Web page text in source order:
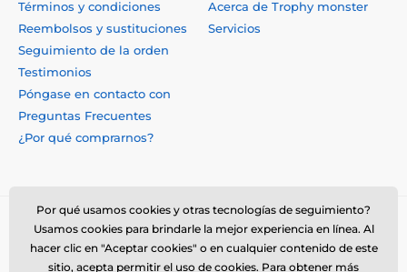
Términos y condiciones
Reembolsos y sustituciones
Seguimiento de la orden
Testimonios
Póngase en contacto con
Preguntas Frecuentes
¿Por qué comprarnos?
Acerca de Trophy monster
Servicios
Por qué usamos cookies y otras tecnologías de seguimiento?
Usamos cookies para brindarle la mejor experiencia en línea. Al
hacer clic en "Aceptar cookies" o en cualquier contenido de este
sitio, acepta permitir el uso de cookies. Para obtener más